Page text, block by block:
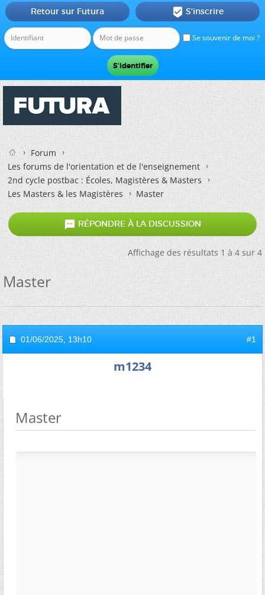
Se souvenir de moi ?
Retour sur Futura  S'inscrire
Forum
Les forums de l'orientation et de l'enseignement
2nd cycle postbac : Écoles, Magistères & Masters
Les Masters & les Magistères
Master
 RÉPONDRE À LA DISCUSSION
Affichage des résultats 1 à 4 sur 4
Master
01/06/2025, 13h10 #1
m1234
Master